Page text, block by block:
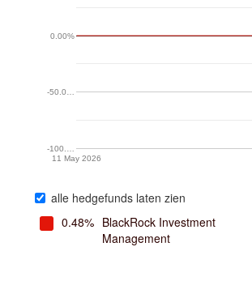
11 May 2026
-100.…
-50.0…
0.00%
alle hedgefunds laten zien
0.48% BlackRock Investment
Management